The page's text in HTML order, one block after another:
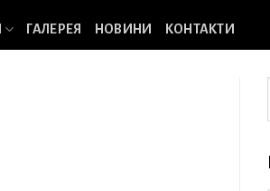
ГАЛЕРЕЯ НОВИНИ КОНТАКТИ